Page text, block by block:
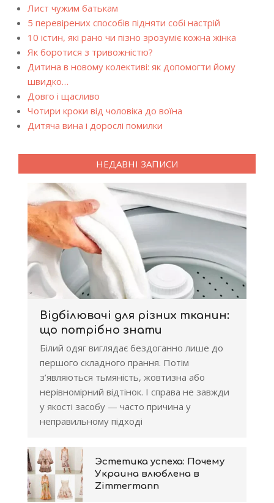
Лист чужим батькам
5 перевірених способів підняти собі настрій
10 істин, які рано чи пізно зрозуміє кожна жінка
Як боротися з тривожністю?
Дитина в новому колективі: як допомогти йому
швидко…
Довго і щасливо
Чотири кроки від чоловіка до воїна
Дитяча вина і дорослі помилки
НЕДАВНІ ЗАПИСИ
Відбілювачі для різних тканин:
що потрібно знати
Білий одяг виглядає бездоганно лише до
першого складного прання. Потім
з’являються тьмяність, жовтизна або
нерівномірний відтінок. І справа не завжди
у якості засобу — часто причина у
неправильному підході
Эстетика успеха: Почему
Украина влюблена в
Zimmermann